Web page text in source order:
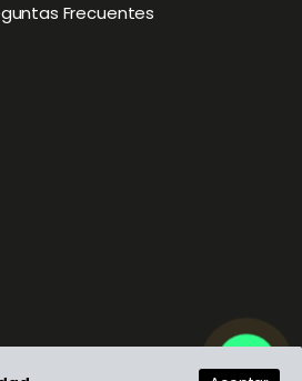
n
Frecuentes